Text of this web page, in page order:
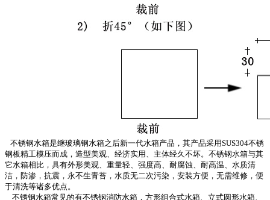
不锈钢水箱是继玻璃钢水箱之后新一代水箱产品，其产品采用SUS304不锈
钢板精工模压而成，造型美观、经济实用、主体经久不坏。不锈钢水箱与其
它水箱相比，具有外形美观、重量轻、强度高、耐腐蚀、耐高温、水质清
洁，防渗，抗震，永不生青苔，水质无二次污染，安装方便，无需维修，便
于清洗等诸多优点。
不锈钢水箱常见的有不锈钢消防水箱，方形组合式水箱、立式圆形水箱、